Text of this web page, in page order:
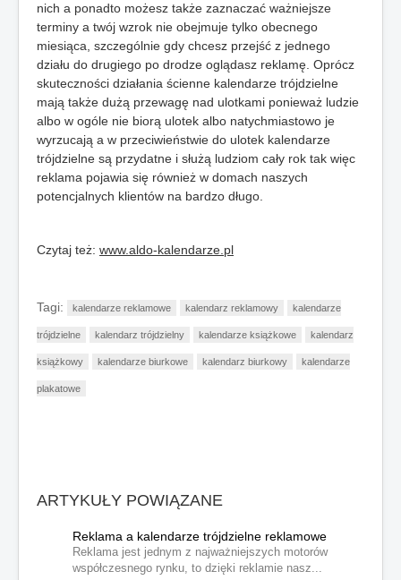
nich a ponadto możesz także zaznaczać ważniejsze
terminy a twój wzrok nie obejmuje tylko obecnego
miesiąca, szczególnie gdy chcesz przejść z jednego
działu do drugiego po drodze oglądasz reklamę. Oprócz
skuteczności działania ścienne kalendarze trójdzielne
mają także dużą przewagę nad ulotkami ponieważ ludzie
albo w ogóle nie biorą ulotek albo natychmiastowo je
wyrzucają a w przeciwieństwie do ulotek kalendarze
trójdzielne są przydatne i służą ludziom cały rok tak więc
reklama pojawia się również w domach naszych
potencjalnych klientów na bardzo długo.
Czytaj też: www.aldo-kalendarze.pl
Tagi: kalendarze reklamowe kalendarz reklamowy kalendarze
trójdzielne kalendarz trójdzielny kalendarze książkowe kalendarz
książkowy kalendarze biurkowe kalendarz biurkowy kalendarze
plakatowe
ARTYKUŁY POWIĄZANE
Reklama a kalendarze trójdzielne reklamowe
Reklama jest jednym z najważniejszych motorów
współczesnego rynku, to dzięki reklamie nasz...